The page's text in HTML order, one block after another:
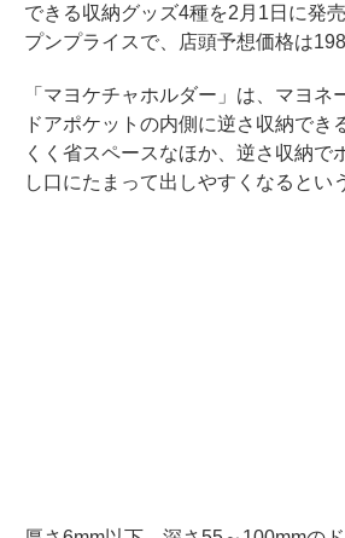
できる収納グッズ4種を2月1日に発
プンプライスで、店頭予想価格は198
「マヨケチャホルダー」は、マヨネ
ドアポケットの内側に逆さ収納でき
くく省スペースなほか、逆さ収納で
し口にたまって出しやすくなるとい